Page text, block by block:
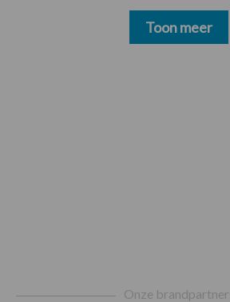
Toon meer
Onze